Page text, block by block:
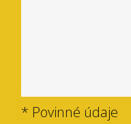
* Povinné údaje